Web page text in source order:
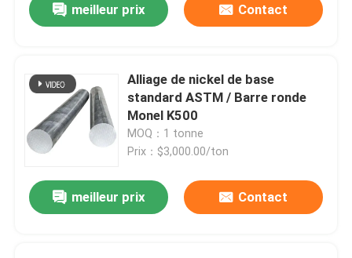
Produits
Vidéos
A propos de nous
meilleur prix Contact
Alliage de nickel de base
standard ASTM / Barre ronde
Monel K500
MOQ：1 tonne
Prix：$3,000.00/ton
meilleur prix Contact